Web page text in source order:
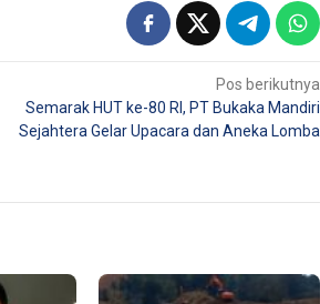
Pos berikutnya
Semarak HUT ke-80 RI, PT Bukaka Mandiri
Sejahtera Gelar Upacara dan Aneka Lomba